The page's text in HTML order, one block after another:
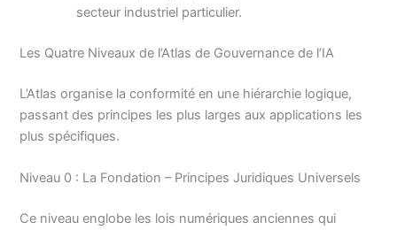
secteur industriel particulier.
Les Quatre Niveaux de l’Atlas de Gouvernance de l’IA
L’Atlas organise la conformité en une hiérarchie logique,
passant des principes les plus larges aux applications les
plus spécifiques.
Niveau 0 : La Fondation – Principes Juridiques Universels
Ce niveau englobe les lois numériques anciennes qui